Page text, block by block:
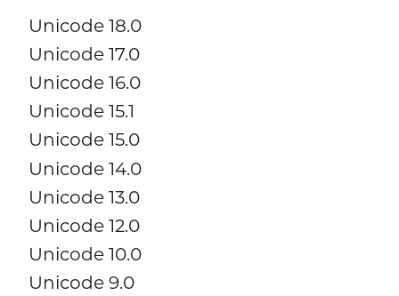
Unicode 18.0
Unicode 17.0
Unicode 16.0
Unicode 15.1
Unicode 15.0
Unicode 14.0
Unicode 13.0
Unicode 12.0
Unicode 10.0
Unicode 9.0